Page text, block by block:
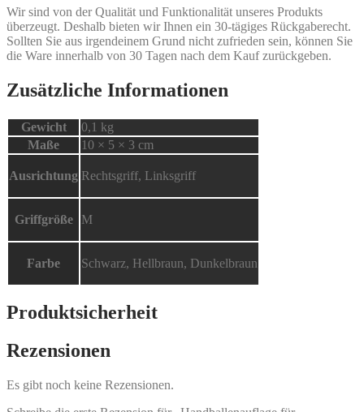
Wir sind von der Qualität und Funktionalität unseres Produkts
überzeugt. Deshalb bieten wir Ihnen ein 30-tägiges Rückgaberecht.
Sollten Sie aus irgendeinem Grund nicht zufrieden sein, können Sie
die Ware innerhalb von 30 Tagen nach dem Kauf zurückgeben.
Zusätzliche Informationen
Gewicht
0,1 kg
Maße
10 × 5 × 3 cm
Ausrichtung Rechtsgriff, Linksgriff
Griffgröße M
Farbe Schwarz, Hellbraun, Dunkelbraun
Produktsicherheit
Rezensionen
Es gibt noch keine Rezensionen.